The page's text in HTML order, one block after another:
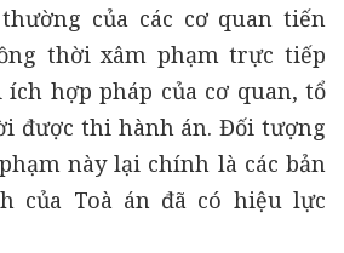
của các cơ quan tiến
thời xâm phạm trực tiếp
hợp pháp của cơ quan, tổ
được thi hành án. Đối tượng
này lại chính là các bản
của Toà án đã có hiệu lực